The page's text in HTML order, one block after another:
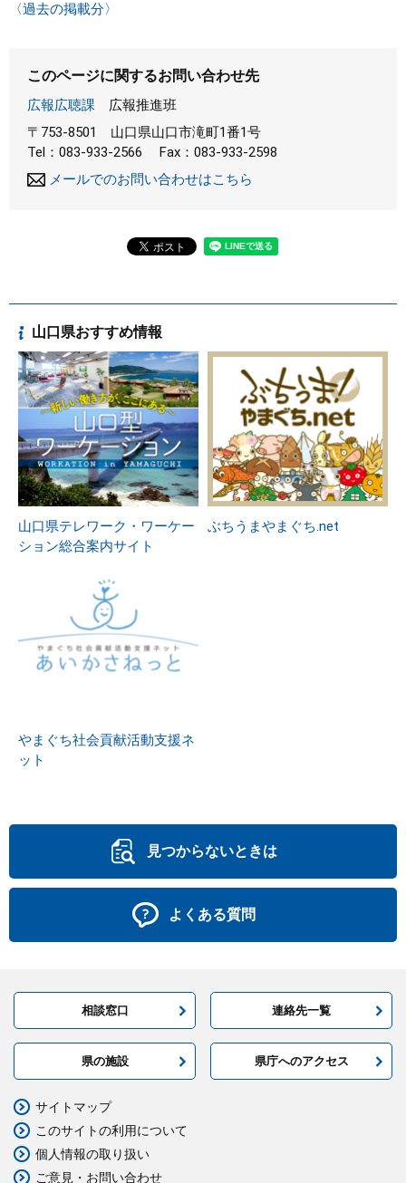
〈過去の掲載分〉
このページに関するお問い合わせ先
広報広聴課
広報推進班
〒753-8501
山口県山口市滝町1番1号
Tel：083-933-2566
Fax：083-933-2598
メールでのお問い合わせはこちら
山口県おすすめ情報
山口県テレワーク・ワーケー
ション総合案内サイト
ぶちうまやまぐち.net
やまぐち社会貢献活動支援ネ
ット
見つからないときは
よくある質問
相談窓口 連絡先一覧
県の施設 県庁へのアクセス
サイトマップ
このサイトの利用について
個人情報の取り扱い
ご意見・お問い合わせ